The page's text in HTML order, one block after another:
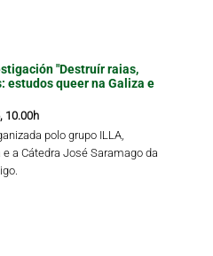
"Destruír raias,
estudos queer na Galiza e
10.00h
polo grupo ILLA,
e a Cátedra José Saramago da